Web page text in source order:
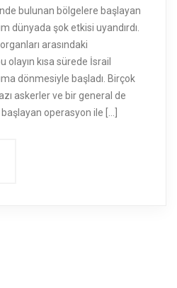
bulunan bölgelere başlayan
dünyada şok etkisi uyandırdı.
arasındaki
kısa sürede İsrail
dönmesiyle başladı. Birçok
askerler ve bir general de
operasyon ile […]